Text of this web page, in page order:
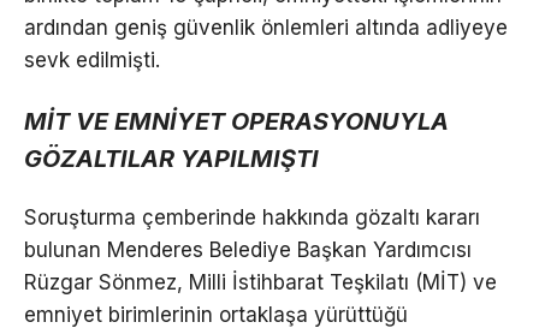
ardından geniş güvenlik önlemleri altında adliyeye
sevk edilmişti.
MİT VE EMNİYET OPERASYONUYLA
GÖZALTILAR YAPILMIŞTI
Soruşturma çemberinde hakkında gözaltı kararı
bulunan Menderes Belediye Başkan Yardımcısı
Rüzgar Sönmez, Milli İstihbarat Teşkilatı (MİT) ve
emniyet birimlerinin ortaklaşa yürüttüğü